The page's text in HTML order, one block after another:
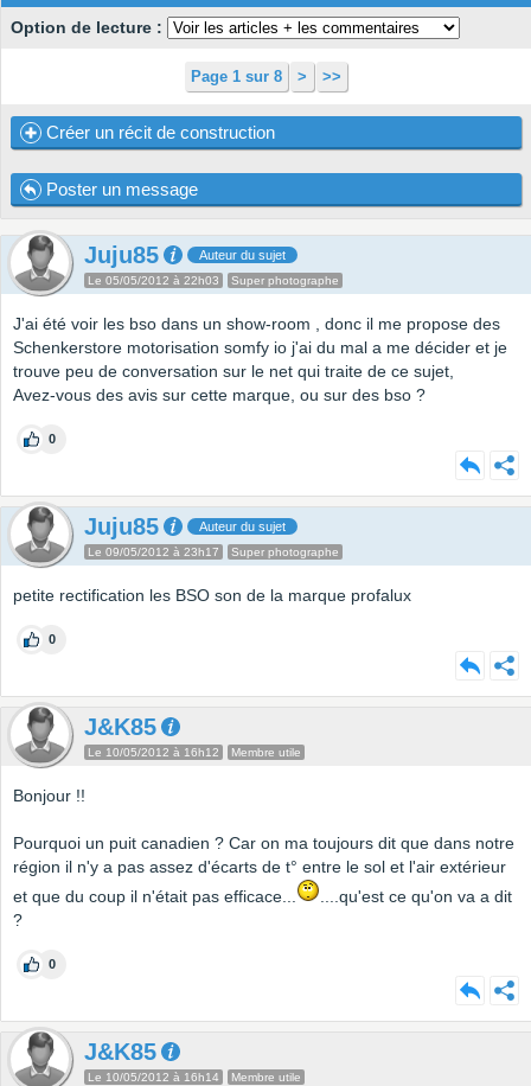
Option de lecture :
Page 1 sur 8 > >>
Créer un récit de construction
Poster un message
Juju85 Auteur du sujet
Le 05/05/2012 à 22h03 Super photographe
J'ai été voir les bso dans un show-room , donc il me propose des
Schenkerstore motorisation somfy io j'ai du mal a me décider et je
trouve peu de conversation sur le net qui traite de ce sujet,
Avez-vous des avis sur cette marque, ou sur des bso ?
0
Juju85 Auteur du sujet
Le 09/05/2012 à 23h17 Super photographe
petite rectification les BSO son de la marque profalux
0
J&K85
Le 10/05/2012 à 16h12 Membre utile
Bonjour !!
Pourquoi un puit canadien ? Car on ma toujours dit que dans notre
région il n'y a pas assez d'écarts de t° entre le sol et l'air extérieur
et que du coup il n'était pas efficace...
....qu'est ce qu'on va a dit
?
0
J&K85
Le 10/05/2012 à 16h14 Membre utile